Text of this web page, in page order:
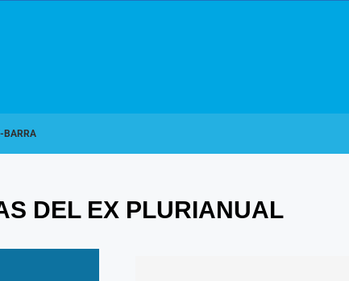
BARRA
DEL EX PLURIANUAL